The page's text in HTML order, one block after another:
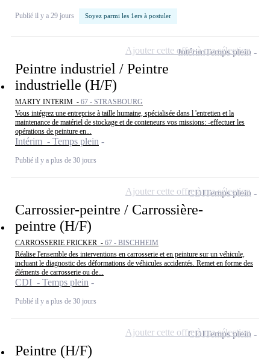
Publié il y a 29 jours Soyez parmi les 1ers à postuler
Peintre industriel / Peintre
industrielle (H/F)
MARTY INTERIM - 67 - STRASBOURG
Vous intégrez une entreprise à taille humaine, spécialisée dans l 'entretien et la
maintenance de matériel de stockage et de conteneurs vos missions: -effectuer les
opérations de peinture en...
Intérim - Temps plein
Publié il y a plus de 30 jours
IntérimTemps plein
Ajouter cette offre à ma sélection
Carrossier-peintre / Carrossière-
peintre (H/F)
CARROSSERIE FRICKER - 67 - BISCHHEIM
Réalise l'ensemble des interventions en carrosserie et en peinture sur un véhicule,
incluant le diagnostic des déformations de véhicules accidentés. Remet en forme des
éléments de carrosserie ou de...
CDI - Temps plein
Publié il y a plus de 30 jours
CDITemps plein
Ajouter cette offre à ma sélection
Peintre (H/F)
CDITemps plein
Ajouter cette offre à ma sélection